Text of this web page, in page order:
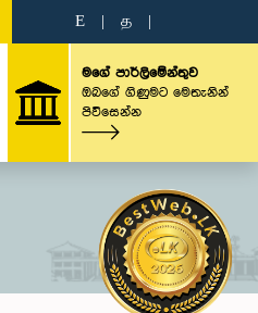
E த
මගේ පාර්ලිමේන්තුව
ඔබගේ ගිණුමට මෙතැනින්
පිවිසෙන්න